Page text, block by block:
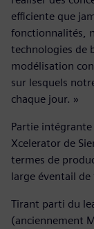
efficiente que
fonctionnalités,
technologies de
modélisation
sur lesquels
chaque jour. »
Partie
Xcelerator de
termes de
large éventail
Tirant parti du
(anciennement